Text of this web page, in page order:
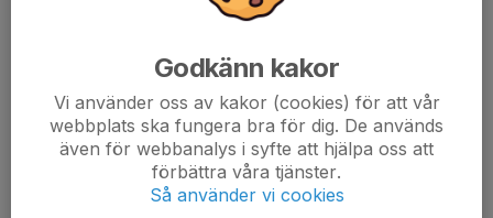
matchspel som arrangemang.
Ett extra tack till Torbjörn Andersson och Eric Sundström som
såg till att sekretariatet var bemannat på ett klanderfritt sätt.
Redan nu kan man boka in 21 mars, 2026, då det är dags igen!
Godkänn kakor
Vi använder oss av kakor (cookies) för att vår
webbplats ska fungera bra för dig. De används
även för webbanalys i syfte att hjälpa oss att
förbättra våra tjänster.
Så använder vi cookies